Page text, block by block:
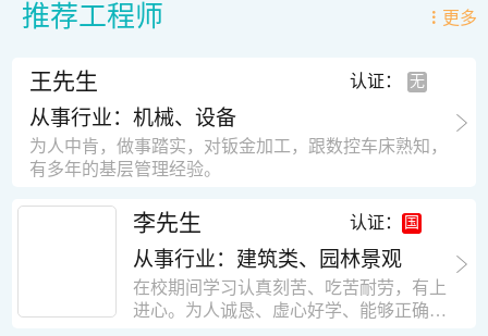
推荐工程师 更多
王先生 认证：
从事行业：机械、设备
为人中肯，做事踏实，对钣金加工，跟数控车床熟知，
有多年的基层管理经验。
李先生 认证：
从事行业：建筑类、园林景观
在校期间学习认真刻苦、吃苦耐劳，有上
进心。为人诚恳、虚心好学、能够正确对